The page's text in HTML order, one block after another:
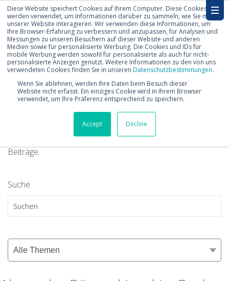
Diese Website speichert Cookies auf Ihrem Computer. Diese Cookies
werden verwendet, um Informationen darüber zu sammeln, wie Sie mit
unserer Website interagieren. Wir verwenden diese Informationen, um
Ihre Browser-Erfahrung zu verbessern und anzupassen, für Analysen und
Messungen zu unseren Besuchern auf dieser Website und anderen
Medien sowie für personalisierte Werbung. Die Cookies und IDs für
mobile Werbung werden sowohl für personalisierte als auch für nicht-
personalisierte Anzeigen genutzt. Weitere Informationen zu den von uns
verwendeten Cookies finden Sie in unseren Datenschutzbestimmungen.
Wenn Sie ablehnen, werden Ihre Daten beim Besuch dieser
Website nicht erfasst. Ein einziges Cookie wird in Ihrem Browser
verwendet, um Ihre Präferenz entsprechend zu speichern.
Accept Decline
Blog
Lesen Sie Interessantes, Erstaunliches und Nützliches in
unserem Blog rund um die SAP-Welt. Wir freuen uns über
Ihre Kommentare oder Ihre Weiterempfehlung unserer
Beiträge.
Suche